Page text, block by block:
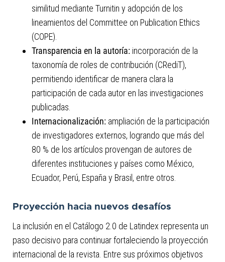
similitud mediante Turnitin y adopción de los
lineamientos del Committee on Publication Ethics
(COPE).
Transparencia en la autoría: incorporación de la
taxonomía de roles de contribución (CRediT),
permitiendo identificar de manera clara la
participación de cada autor en las investigaciones
publicadas.
Internacionalización: ampliación de la participación
de investigadores externos, logrando que más del
80 % de los artículos provengan de autores de
diferentes instituciones y países como México,
Ecuador, Perú, España y Brasil, entre otros.
Proyección hacia nuevos desafíos
La inclusión en el Catálogo 2.0 de Latindex representa un
paso decisivo para continuar fortaleciendo la proyección
internacional de la revista. Entre sus próximos objetivos